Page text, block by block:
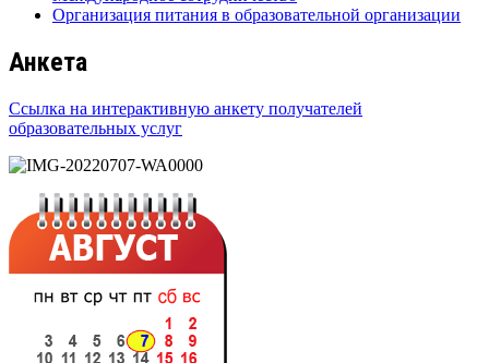
Организация питания в образовательной организации
Анкета
Ссылка на интерактивную анкету получателей
образовательных услуг